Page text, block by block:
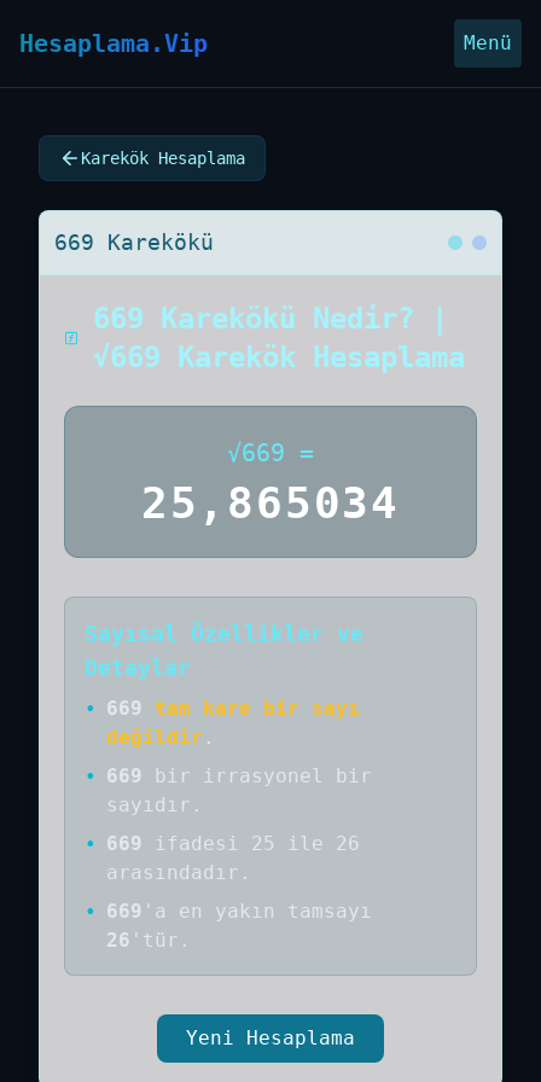
Hesaplama.Vip Menü
Karekök Hesaplama
669 Karekökü
669 Karekökü Nedir? |
√669 Karekök Hesaplama
√669 =
25,865034
Sayısal Özellikler ve
Detaylar
• 669
tam kare bir sayı
değildir .
•
669 bir
irrasyonel bir
sayıdır .
•
669
ifadesi 25 ile 26
arasındadır.
•
669 'a en yakın tamsayı
26 'tür.
Yeni Hesaplama